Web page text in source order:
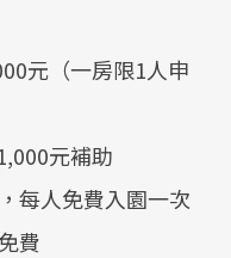
元（一房限1人申
元補助
每人免費入園一次
費